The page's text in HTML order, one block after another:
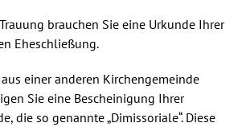
brauchen Sie eine Urkunde Ihrer
Eheschließung.
einer anderen Kirchengemeinde
Sie eine Bescheinigung Ihrer
die so genannte „Dimissoriale“. Diese